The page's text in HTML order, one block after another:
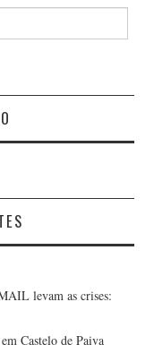
levam as crises:
Castelo de Paiva